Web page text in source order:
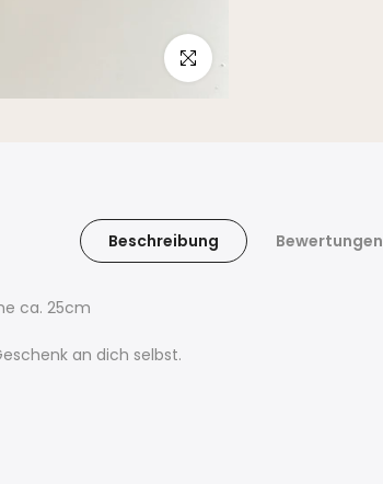
Click to enlarge
Beschreibung Bewertungen
ca. 25cm
an dich selbst.